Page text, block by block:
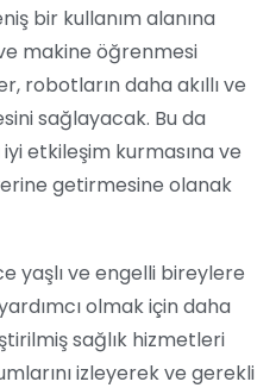
bir kullanım alanına
makine öğrenmesi
robotların daha akıllı ve
sağlayacak. Bu da
etkileşim kurmasına ve
getirmesine olanak
yaşlı ve engelli bireylere
olmak için daha
sağlık hizmetleri
izleyerek ve gerekli